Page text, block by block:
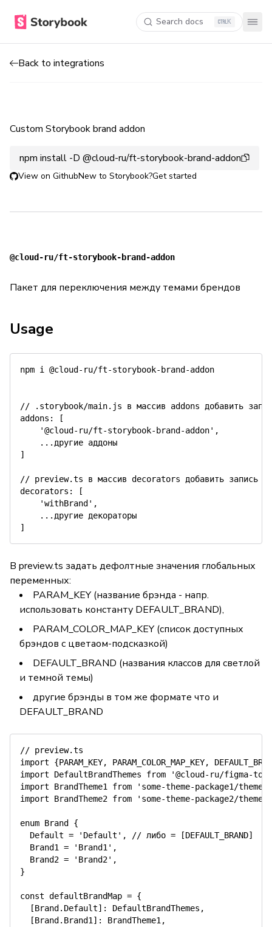
Search docs K
Back to integrations
Custom Storybook brand addon
npm install -D @cloud-ru/ft-storybook-brand-addon
View on GithubNew to Storybook?Get started
@cloud-ru/ft-storybook-brand-addon
Пакет для переключения между темами брендов
Usage
npm i @cloud-ru/ft-storybook-brand-addon
// .storybook/main.js в массив addons добавить
addons: [
    '@cloud-ru/ft-storybook-brand-addon',
    ...другие аддоны
]
// preview.ts в массив decorators добавить запись
decorators: [
    'withBrand',
    ...другие декораторы
В preview.ts задать дефолтные значения глобальных
переменных:
PARAM_KEY (название брэнда - напр.
использовать константу DEFAULT_BRAND),
PARAM_COLOR_MAP_KEY (список доступных
брэндов с цветаом-подсказкой)
DEFAULT_BRAND (названия классов для светлой
и темной темы)
другие брэнды в том же формате что и
DEFAULT_BRAND
// preview.ts
import {PARAM_KEY, PARAM_COLOR_MAP_KEY,
import DefaultBrandThemes from '@cloud-ru/figma-
import BrandTheme1 from 'some-theme-package1/
import BrandTheme2 from 'some-theme-package2/
enum Brand {
  Default = 'Default', // либо = [DEFAULT_BRAND]
  Brand1 = 'Brand1',
  Brand2 = 'Brand2',
}
const defaultBrandMap = {
  [Brand.Default]: DefaultBrandThemes,
  [Brand.Brand1]: BrandTheme1,